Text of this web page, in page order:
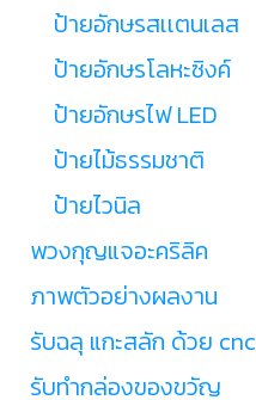
ป้ายอักษรสเเตนเลส
ป้ายอักษรโลหะซิงค์
ป้ายอักษรไฟ LED
ป้ายไม้ธรรมชาติ
ป้ายไวนิล
พวงกุญแจอะคริลิค
ภาพตัวอย่างผลงาน
รับฉลุ แกะสลัก ด้วย cnc
รับทำกล่องของขวัญ